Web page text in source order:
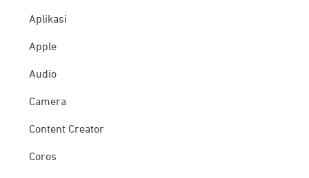
Aplikasi
Apple
Audio
Camera
Content Creator
Coros